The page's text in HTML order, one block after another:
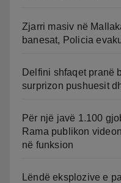
Zjarri masiv në
banesat, Policia
Delfini shfaqet pranë
surprizon pushuesit
Për një javë 1.100
Rama publikon
në funksion
Lëndë eksplozive e